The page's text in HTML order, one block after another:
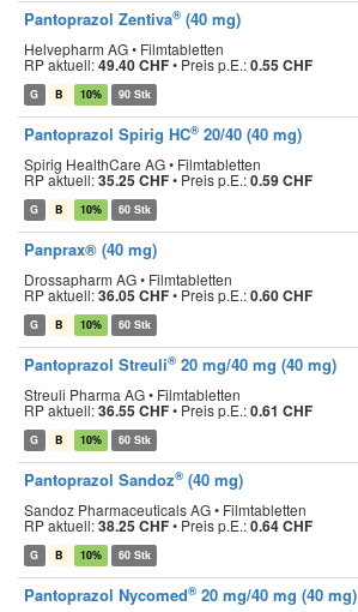
Pantoprazol Zentiva® (40 mg)
Helvepharm AG • Filmtabletten
RP aktuell:49.40 CHF• Preis p.E.:0.55 CHF
G B 10% 90 Stk
Pantoprazol Spirig HC® 20/40 (40 mg)
Spirig HealthCare AG • Filmtabletten
RP aktuell:35.25 CHF• Preis p.E.:0.59 CHF
G B 10% 60 Stk
Panprax® (40 mg)
Drossapharm AG • Filmtabletten
RP aktuell:36.05 CHF• Preis p.E.:0.60 CHF
G B 10% 60 Stk
Pantoprazol Streuli® 20 mg/40 mg (40 mg)
Streuli Pharma AG • Filmtabletten
RP aktuell:36.55 CHF• Preis p.E.:0.61 CHF
G B 10% 60 Stk
Pantoprazol Sandoz® (40 mg)
Sandoz Pharmaceuticals AG • Filmtabletten
RP aktuell:38.25 CHF• Preis p.E.:0.64 CHF
G B 10% 60 Stk
Pantoprazol Nycomed® 20 mg/40 mg (40 mg)